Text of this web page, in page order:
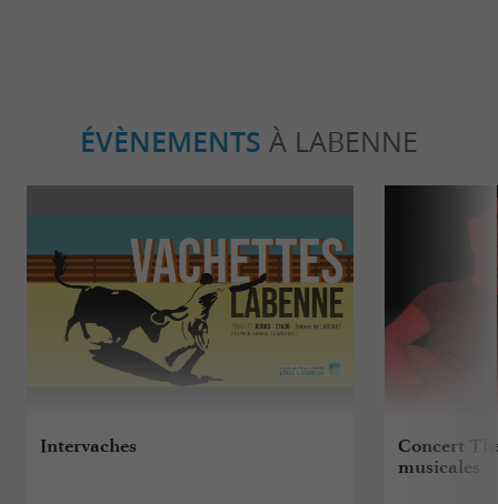
ÉVÈNEMENTS À LABENNE
Intervaches
Concert
musicales